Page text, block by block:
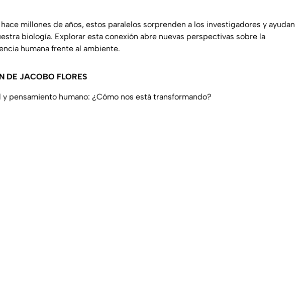
millones de años, estos paralelos sorprenden a los investigadores y ayudan
biología. Explorar esta conexión abre nuevas perspectivas sobre la
humana frente al ambiente.
DE JACOBO FLORES
pensamiento humano: ¿Cómo nos está transformando?